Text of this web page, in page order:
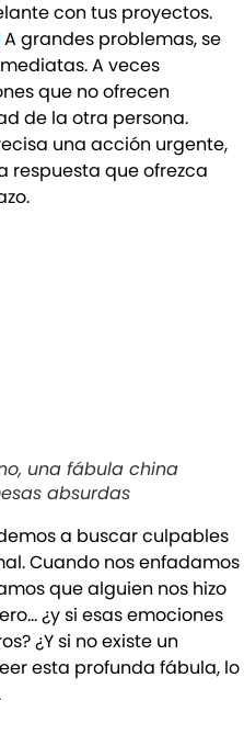
con tus proyectos.
A grandes problemas, se
A veces
que no ofrecen
de la otra persona.
una acción urgente,
respuesta que ofrezca
una fábula china
absurdas
a buscar culpables
Cuando nos enfadamos
que alguien nos hizo
¿y si esas emociones
¿Y si no existe un
esta profunda fábula, lo